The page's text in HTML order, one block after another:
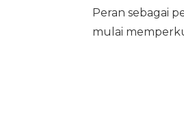
Peran sebagai
mulai